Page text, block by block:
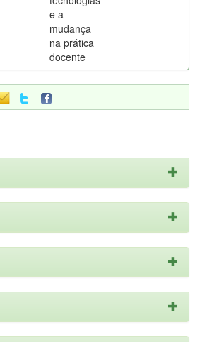
e a
mudança
na prática
docente